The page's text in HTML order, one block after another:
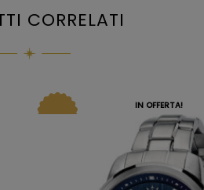
CORRELATI
IN OFFERTA!